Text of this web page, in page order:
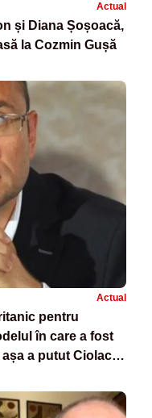
Actual
și Diana Șoșoacă,
la Cozmin Gușă
Actual
pentru
în care a fost
a putut Ciolacu